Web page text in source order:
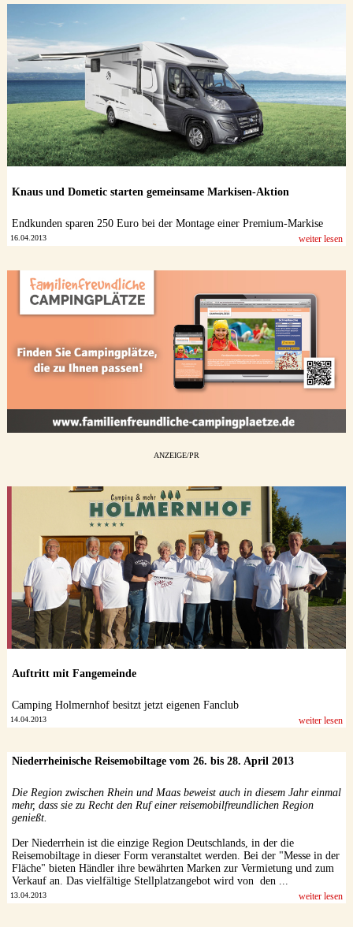
Knaus und Dometic starten gemeinsame Markisen-Aktion
Endkunden sparen 250 Euro bei der Montage einer Premium-Markise
16.04.2013 weiter lesen
ANZEIGE/PR
Auftritt mit Fangemeinde
Camping Holmernhof besitzt jetzt eigenen Fanclub
14.04.2013 weiter lesen
Niederrheinische Reisemobiltage vom 26. bis 28. April 2013
Die Region zwischen Rhein und Maas beweist auch in diesem Jahr einmal
mehr, dass sie zu Recht den Ruf einer reisemobilfreundlichen Region
genießt.
Der Niederrhein ist die einzige Region Deutschlands, in der die
Reisemobiltage in dieser Form veranstaltet werden. Bei der "Messe in der
Fläche" bieten Händler ihre bewährten Marken zur Vermietung und zum
Verkauf an. Das vielfältige Stellplatzangebot wird von den ...
13.04.2013 weiter lesen